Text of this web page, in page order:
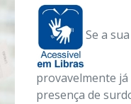
Se a
provavelmente
presença de